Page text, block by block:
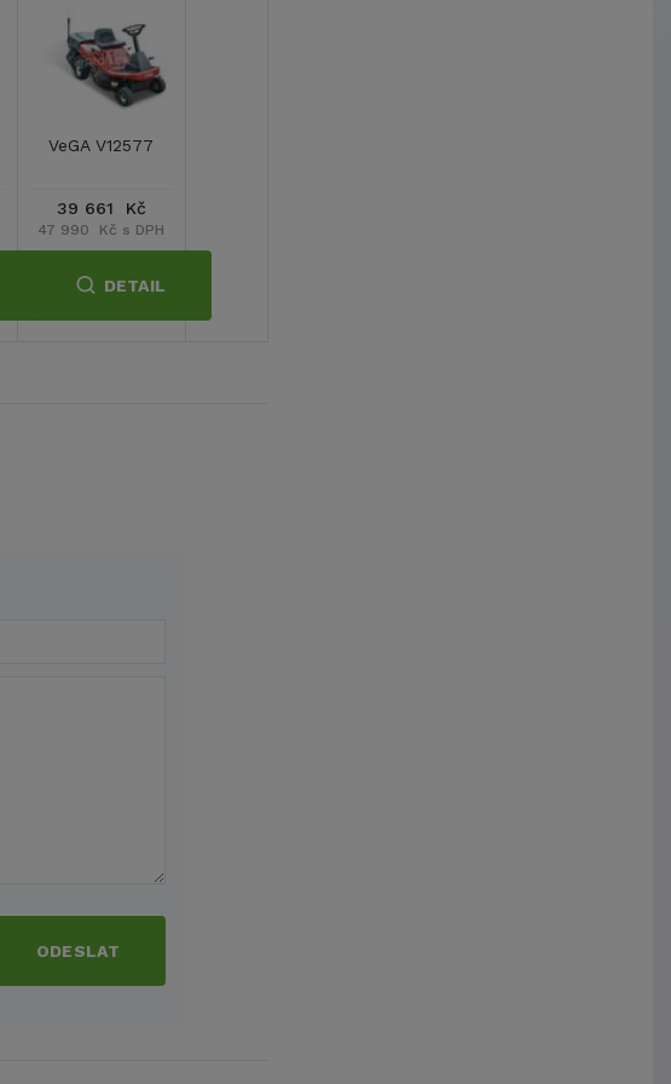
VeGA V12577
39 661 Kč
47 990 Kč s DPH
DETAIL
ODESLAT